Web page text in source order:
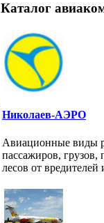
Каталог
Николаев-АЭРО
Авиационные виды
пассажиров,
лесов от вредителей